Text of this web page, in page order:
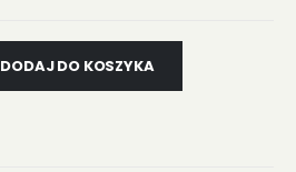
DODAJ DO KOSZYKA